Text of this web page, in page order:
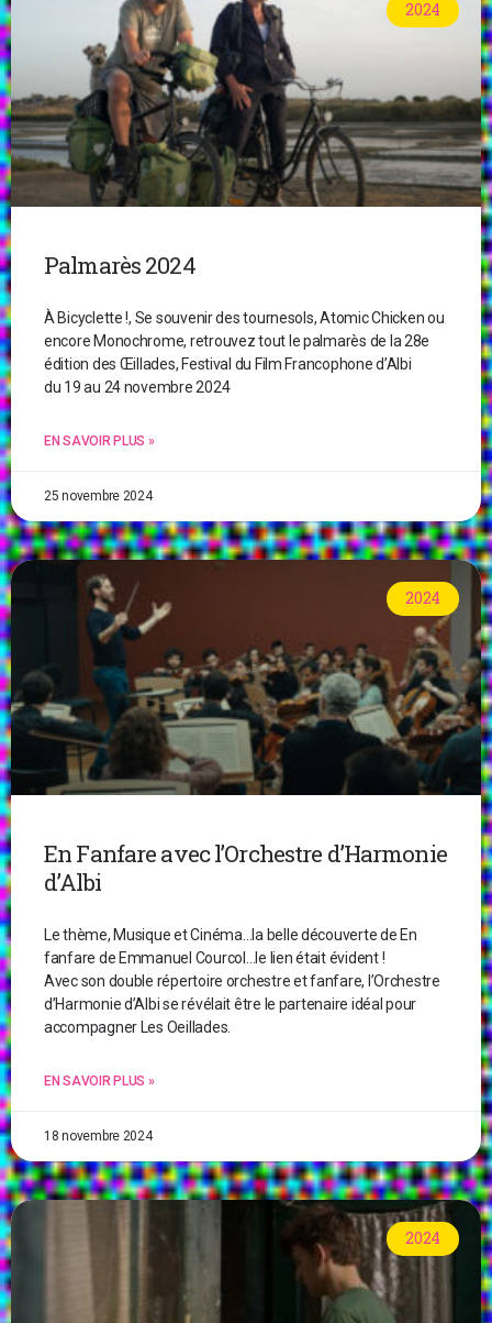
2024
Palmarès 2024
À Bicyclette !, Se souvenir des tournesols, Atomic Chicken ou
encore Monochrome, retrouvez tout le palmarès de la 28e
édition des Œillades, Festival du Film Francophone d’Albi
du 19 au 24 novembre 2024
EN SAVOIR PLUS »
25 novembre 2024
2024
En Fanfare avec l’Orchestre d’Harmonie
d’Albi
Le thème, Musique et Cinéma…la belle découverte de En
fanfare de Emmanuel Courcol…le lien était évident !
Avec son double répertoire orchestre et fanfare, l’Orchestre
d’Harmonie d’Albi se révélait être le partenaire idéal pour
accompagner Les Oeillades.
EN SAVOIR PLUS »
18 novembre 2024
2024